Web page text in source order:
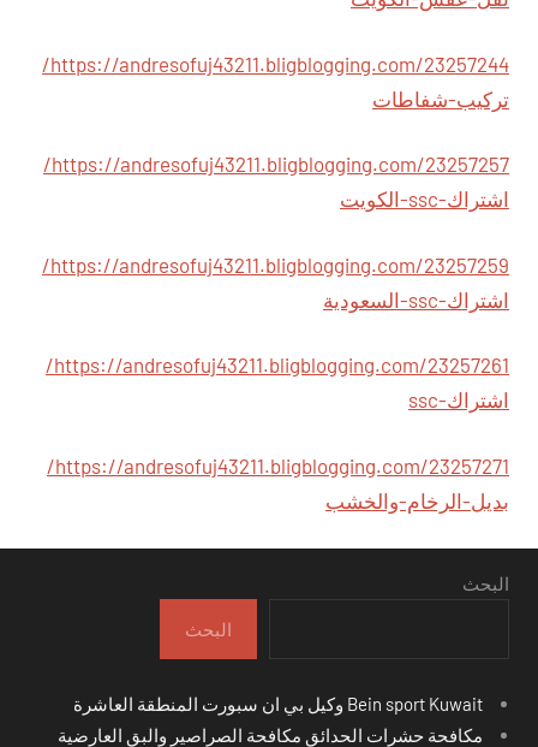
https://andresofuj43211.bligblogging.com/23257244/
تركيب-شفاطات
https://andresofuj43211.bligblogging.com/23257257/
اشتراك-ssc-الكويت
https://andresofuj43211.bligblogging.com/23257259/
اشتراك-ssc-السعودية
https://andresofuj43211.bligblogging.com/23257261/
اشتراك-ssc
https://andresofuj43211.bligblogging.com/23257271/
بديل-الرخام-والخشب
البحث
البحث
مكافحة حشرات الحدائق مكافحة الصراصير والبق العارضية